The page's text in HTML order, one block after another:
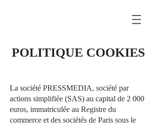
POLITIQUE COOKIES
La société PRESSMEDIA, société par
actions simplifiée (SAS) au capital de 2 000
euros, immatriculée au Registre du
commerce et des sociétés de Paris sous le